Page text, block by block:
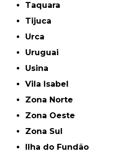
Taquara
Tijuca
Urca
Uruguai
Usina
Vila Isabel
Zona Norte
Zona Oeste
Zona Sul
ilha do Fundão